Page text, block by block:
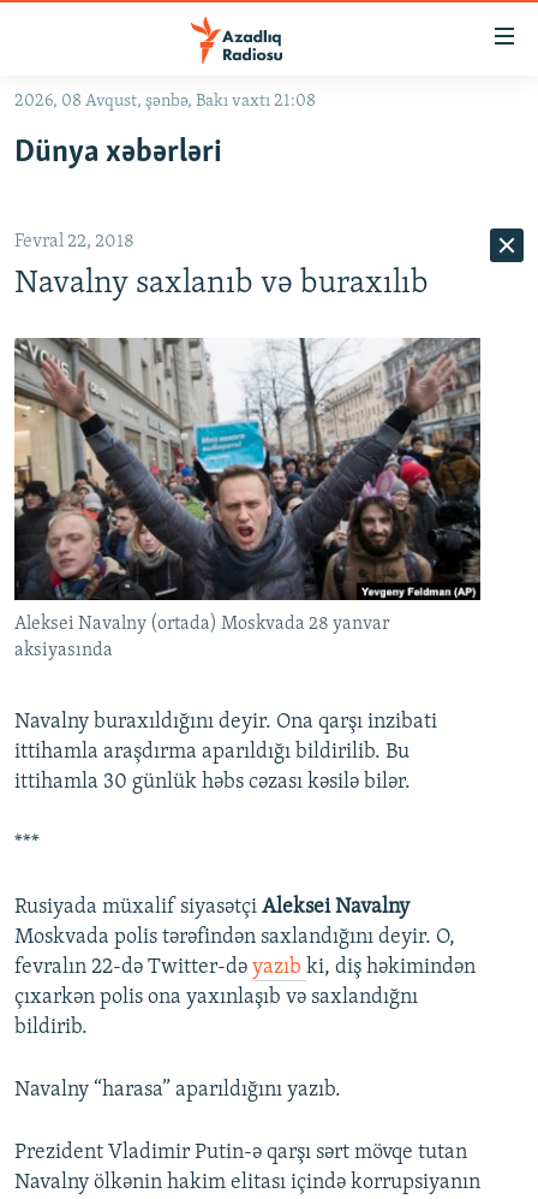
Əsas
qayıt
qayıt
Axtarışa
#İZAHLA
FƏRQƏ BAX
QANUNI DOĞRU
ARAŞDIRMA
MULTIMEDIA
VIDEO
FOTOQALEREYA
İNFOQRAFIKA
KARIKATURA
RADIO ARXIV
OXU ZALI
AZƏRBAYCAN ƏDƏBIYYATI KITABXANASI
İSLAM VƏ DEMOKRATIYA
İZ - MƏDƏNIYYƏT PROQRAMI
HAQQIMIZDA
MISSIYAMIZ
PEŞƏ ETIKASI VƏ JURNALISTIKA STANDARTLARIMIZ
MATERIALLARIMIZDAN ISTIFADƏ
BIZIMLƏ ƏLAQƏ
XƏBƏR BÜLLETENLƏRIMIZ
BIZI IZLƏ
2026, 08 Avqust, şənbə, Bakı vaxtı 21:08
Dünya xəbərləri
Fevral 22, 2018
Navalny saxlanıb və buraxılıb
Aleksei Navalny (ortada) Moskvada 28 yanvar
aksiyasında
Navalny buraxıldığını deyir. Ona qarşı inzibati
ittihamla araşdırma aparıldığı bildirilib. Bu
ittihamla 30 günlük həbs cəzası kəsilə bilər.
***
Rusiyada müxalif siyasətçi Aleksei Navalny
Moskvada polis tərəfindən saxlandığını deyir. O,
fevralın 22-də Twitter-də yazıb ki, diş həkimindən
çıxarkən polis ona yaxınlaşıb və saxlandığnı
bildirib.
Navalny “harasa” aparıldığını yazıb.
Prezident Vladimir Putin-ə qarşı sərt mövqe tutan
Navalny ölkənin hakim elitası içində korrupsiyanın